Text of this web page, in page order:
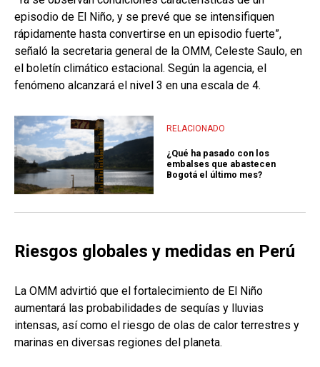
episodio de El Niño, y se prevé que se intensifiquen
rápidamente hasta convertirse en un episodio fuerte”,
señaló la secretaria general de la OMM, Celeste Saulo, en
el boletín climático estacional. Según la agencia, el
fenómeno alcanzará el nivel 3 en una escala de 4.
RELACIONADO
¿Qué ha pasado con los
embalses que abastecen
Bogotá el último mes?
Riesgos globales y medidas en Perú
La OMM advirtió que el fortalecimiento de El Niño
aumentará las probabilidades de sequías y lluvias
intensas, así como el riesgo de olas de calor terrestres y
marinas en diversas regiones del planeta.